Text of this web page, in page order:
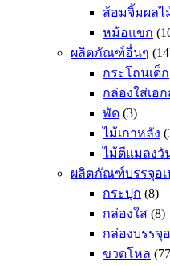
ส้อมจิ้มผลไ
หม้อแขก
ผลิตภัณฑ์อื่นๆ
กระโถนเด็ก
กล่องใส่เอ
พัด (3)
ไม้เกาหลัง
ไม้ตีแมลงวั
ผลิตภัณฑ์บรรจุอเ
กระปุก (8)
กล่องใส (8)
กล่องบรรจุ
ขวดโหล